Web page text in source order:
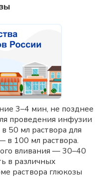
3–4 мин, не позднее
проведения инфузии
50 мл раствора для
в 100 мл раствора.
вливания — 30–40
в различных
раствора глюкозы